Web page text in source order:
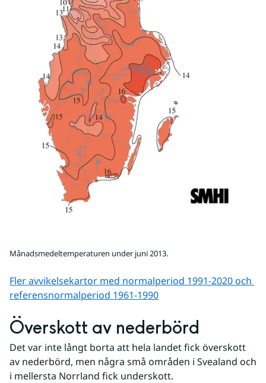
Månadsmedeltemperaturen under juni 2013.
Fler avvikelsekartor med normalperiod 1991-2020 och
referens­normalperiod 1961-1990
Överskott av nederbörd
Det var inte långt borta att hela landet fick överskott
av nederbörd, men några små områden i Svealand och
i mellersta Norrland fick underskott.